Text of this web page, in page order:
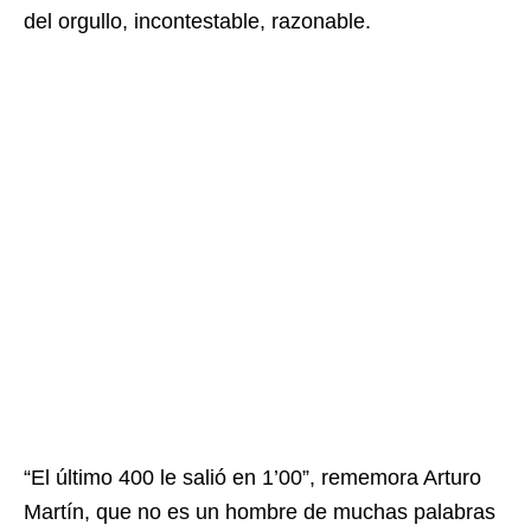
del orgullo, incontestable, razonable.
“El último 400 le salió en 1’00”, rememora Arturo
Martín, que no es un hombre de muchas palabras